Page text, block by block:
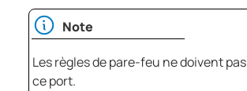
Note
Les règles de pare-feu ne doivent
ce port.